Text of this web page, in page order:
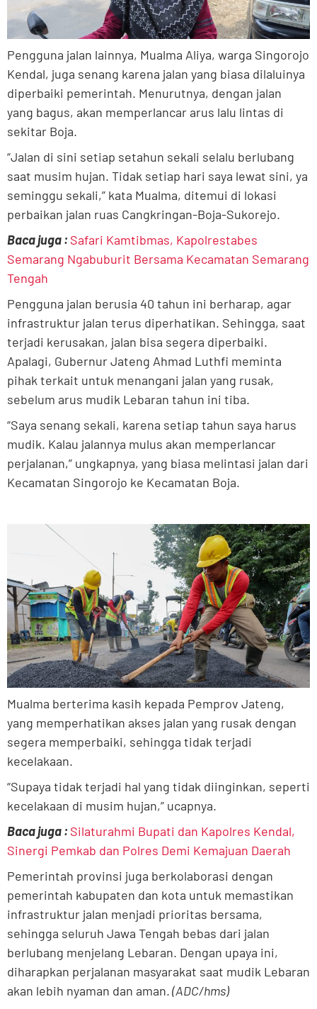
Pengguna jalan lainnya, Mualma Aliya, warga Singorojo
Kendal, juga senang karena jalan yang biasa dilaluinya
diperbaiki pemerintah. Menurutnya, dengan jalan
yang bagus, akan memperlancar arus lalu lintas di
sekitar Boja.
“Jalan di sini setiap setahun sekali selalu berlubang
saat musim hujan. Tidak setiap hari saya lewat sini, ya
seminggu sekali,” kata Mualma, ditemui di lokasi
perbaikan jalan ruas Cangkringan-Boja-Sukorejo.
Baca juga : Safari Kamtibmas, Kapolrestabes
Semarang Ngabuburit Bersama Kecamatan Semarang
Tengah
Pengguna jalan berusia 40 tahun ini berharap, agar
infrastruktur jalan terus diperhatikan. Sehingga, saat
terjadi kerusakan, jalan bisa segera diperbaiki.
Apalagi, Gubernur Jateng Ahmad Luthfi meminta
pihak terkait untuk menangani jalan yang rusak,
sebelum arus mudik Lebaran tahun ini tiba.
“Saya senang sekali, karena setiap tahun saya harus
mudik. Kalau jalannya mulus akan memperlancar
perjalanan,” ungkapnya, yang biasa melintasi jalan dari
Kecamatan Singorojo ke Kecamatan Boja.
Mualma berterima kasih kepada Pemprov Jateng,
yang memperhatikan akses jalan yang rusak dengan
segera memperbaiki, sehingga tidak terjadi
kecelakaan.
“Supaya tidak terjadi hal yang tidak diinginkan, seperti
kecelakaan di musim hujan,” ucapnya.
Baca juga : Silaturahmi Bupati dan Kapolres Kendal,
Sinergi Pemkab dan Polres Demi Kemajuan Daerah
Pemerintah provinsi juga berkolaborasi dengan
pemerintah kabupaten dan kota untuk memastikan
infrastruktur jalan menjadi prioritas bersama,
sehingga seluruh Jawa Tengah bebas dari jalan
berlubang menjelang Lebaran. Dengan upaya ini,
diharapkan perjalanan masyarakat saat mudik Lebaran
akan lebih nyaman dan aman.(ADC/hms)